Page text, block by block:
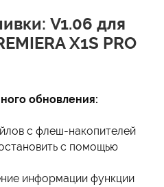
V1.06 для
X1S PRO
обновления:
с флеш-накопителей
с помощью
информации функции